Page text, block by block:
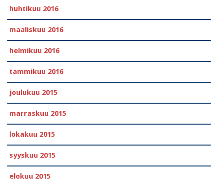
huhtikuu 2016
maaliskuu 2016
helmikuu 2016
tammikuu 2016
joulukuu 2015
marraskuu 2015
lokakuu 2015
syyskuu 2015
elokuu 2015